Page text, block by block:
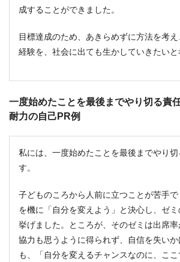
成することができました。
目標達成のため、あきらめずに方法を考
経験を、社会に出ても生かしていきたいと
一度始めたことを最後までやり切る責
耐力の自己PR例
私には、一度始めたことを最後までやり切
す。
子どものころから人前に立つことが苦手
を機に「自分を変えよう」と決心し、ゼ
挙げました。ところが、そのゼミは出席
協力も思うように得られず、自信を失い
も、「自分を変えるチャンスなのに、こ